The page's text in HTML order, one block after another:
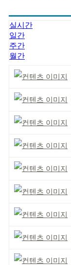
실시간
일간
주간
월간